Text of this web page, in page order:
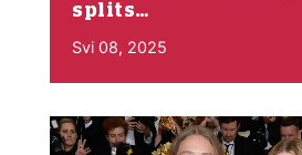
splits…
Svi 08, 2025